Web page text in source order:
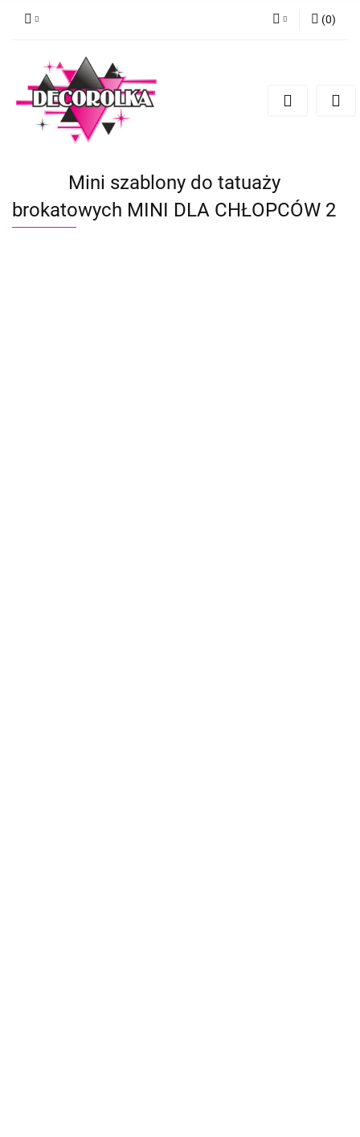
Dodaj zgłoszenie
(0)
Mini szablony do tatuaży
brokatowych MINI DLA CHŁOPCÓW 2